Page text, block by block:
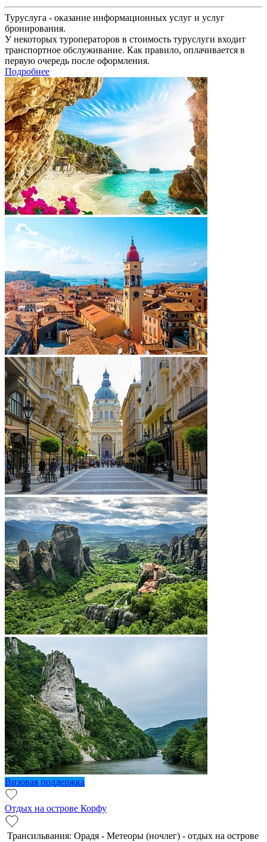
Туруслуга - оказание информационных услуг и услуг
бронирования.
У некоторых туроператоров в стоимость туруслуги входит
транспортное обслуживание. Как правило, оплачивается в
первую очередь после оформления.
Подробнее
Визовая поддержка
Отдых на острове Корфу
Трансильвания: Орадя - Метеоры (ночлег) - отдых на острове